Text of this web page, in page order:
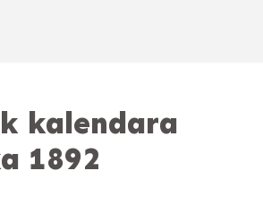
kalendara
1892